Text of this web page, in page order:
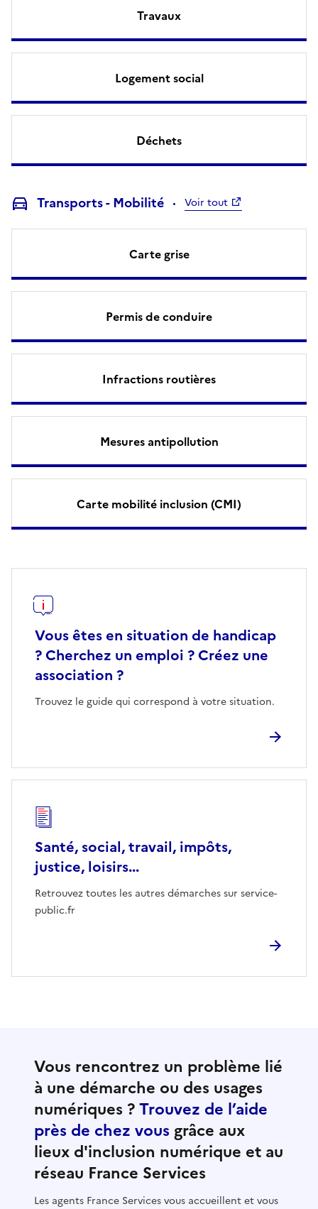
Travaux
Logement social
Déchets
Transports - Mobilité Voir tout
Carte grise
Permis de conduire
Infractions routières
Mesures antipollution
Carte mobilité inclusion (CMI)
Vous êtes en situation de handicap
? Cherchez un emploi ? Créez une
association ?
Trouvez le guide qui correspond à votre situation.
Santé, social, travail, impôts,
justice, loisirs...
Retrouvez toutes les autres démarches sur service-
public.fr
Vous rencontrez un problème lié
à une démarche ou des usages
numériques ?Trouvez de l’aide
près de chez vous grâce aux
lieux d'inclusion numérique et au
réseau France Services
Les agents France Services vous accueillent et vous